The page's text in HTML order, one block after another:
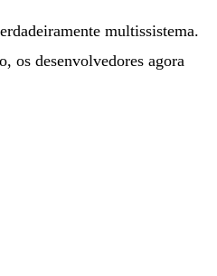
multissistema.
os desenvolvedores agora